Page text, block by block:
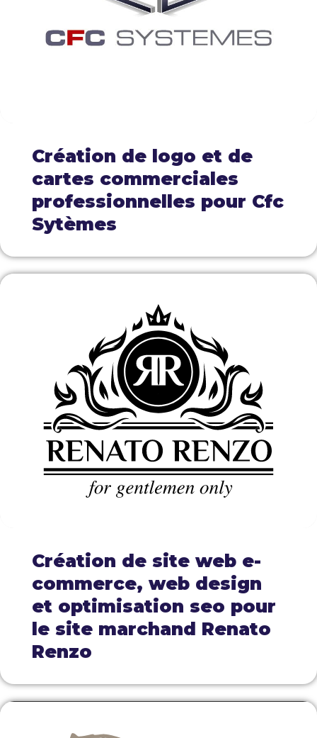
Création de logo et de
cartes commerciales
professionnelles pour Cfc
Sytèmes
Création de site web e-
commerce, web design
et optimisation seo pour
le site marchand Renato
Renzo